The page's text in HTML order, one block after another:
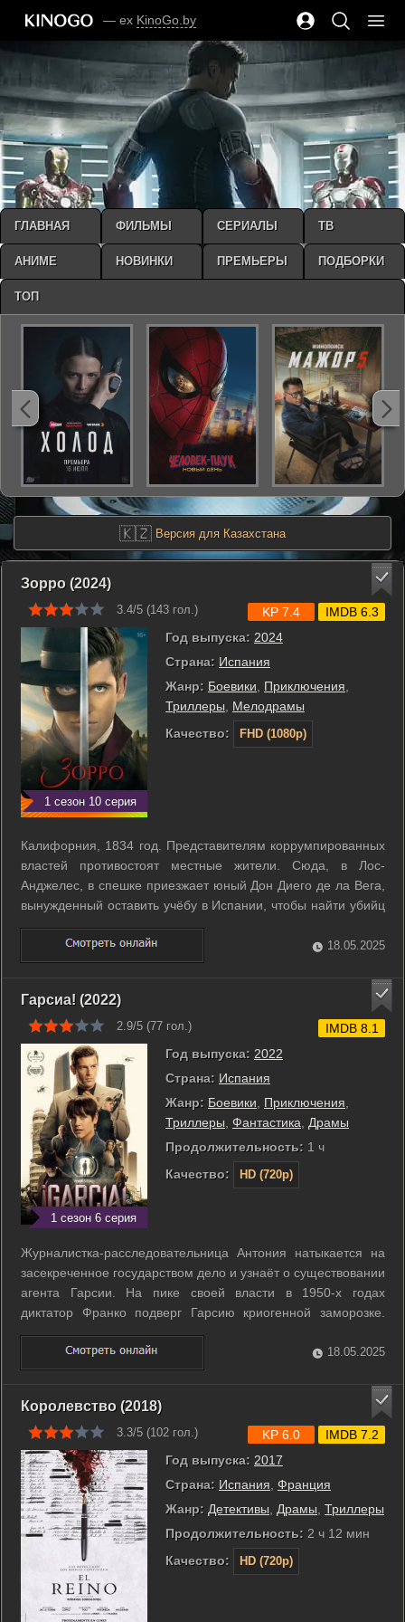
— ex KinoGo.by
🇰🇿 Версия для Казахстана
Зорро (2024)
3.4/5 (143 гол.)
1 сезон 10 серия
Год выпуска: 2024
Страна: Испания
Жанр: Боевики Приключения
Триллеры
Мелодрамы
Качество:
FHD (1080p)
KP 7.4 IMDB 6.3
Калифорния, 1834 год. Представителям коррумпированных
властей противостоят местные жители. Сюда, в Лос-
Анджелес, в спешке приезжает юный Дон Диего де ла Вега,
вынужденный оставить учёбу в Испании, чтобы найти убийц
отца и отомстить им. Он надевает маску Зорро и бросает
вызов всесильному мексиканскому губернатору Педро
Виктория, который мечтает ...
18.05.2025
Гарсиа! (2022)
2.9/5 (77 гол.)
1 сезон 6 серия
Год выпуска: 2022
Страна: Испания
Жанр: Боевики Приключения
Триллеры Фантастика
Драмы
Продолжительность: 1 ч
Качество:
HD (720p)
IMDB 8.1
Журналистка-расследовательница Антония натыкается на
засекреченное государством дело и узнаёт о существовании
агента Гарсии. На пике своей власти в 1950-х годах
диктатор Франко подверг Гарсию криогенной заморозке.
После многолетней спячки суперсолдат, похожий на
Капитана Америка, обладающий нечеловеческой силой и
ловкостью, разморожен благодаря ...
18.05.2025
Королевство (2018)
3.3/5 (102 гол.)
Год выпуска: 2017
Страна: Испания Франция
Жанр: Детективы Драмы Триллеры
Продолжительность: 2 ч 12 мин
Качество:
HD (720p)
KP 6.0 IMDB 7.2
ГЛАВНАЯ ФИЛЬМЫ СЕРИАЛЫ ТВ
АНИМЕ НОВИНКИ ПРЕМЬЕРЫ ПОДБОРКИ
ТОП